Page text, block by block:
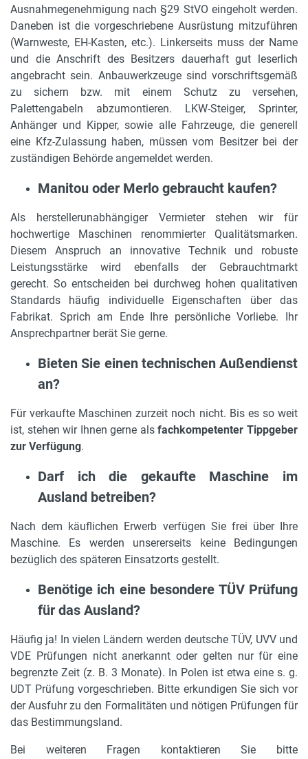
Ausnahmegenehmigung nach §29 StVO eingeholt werden.
Daneben ist die vorgeschriebene Ausrüstung mitzuführen
(Warnweste, EH-Kasten, etc.). Linkerseits muss der Name
und die Anschrift des Besitzers dauerhaft gut leserlich
angebracht sein. Anbauwerkzeuge sind vorschriftsgemäß
zu sichern bzw. mit einem Schutz zu versehen,
Palettengabeln abzumontieren. LKW-Steiger, Sprinter,
Anhänger und Kipper, sowie alle Fahrzeuge, die generell
eine Kfz-Zulassung haben, müssen vom Besitzer bei der
zuständigen Behörde angemeldet werden.
Manitou oder Merlo gebraucht kaufen?
Als herstellerunabhängiger Vermieter stehen wir für
hochwertige Maschinen renommierter Qualitätsmarken.
Diesem Anspruch an innovative Technik und robuste
Leistungsstärke wird ebenfalls der Gebrauchtmarkt
gerecht. So entscheiden bei durchweg hohen qualitativen
Standards häufig individuelle Eigenschaften über das
Fabrikat. Sprich am Ende Ihre persönliche Vorliebe. Ihr
Ansprechpartner berät Sie gerne.
Bieten Sie einen technischen Außendienst
an?
Für verkaufte Maschinen zurzeit noch nicht. Bis es so weit
ist, stehen wir Ihnen gerne alsfachkompetenter Tippgeber
zur Verfügung.
Darf ich die gekaufte Maschine im
Ausland betreiben?
Nach dem käuflichen Erwerb verfügen Sie frei über Ihre
Maschine. Es werden unsererseits keine Bedingungen
bezüglich des späteren Einsatzorts gestellt.
Benötige ich eine besondere TÜV Prüfung
für das Ausland?
Häufig ja! In vielen Ländern werden deutsche TÜV, UVV und
VDE Prüfungen nicht anerkannt oder gelten nur für eine
begrenzte Zeit (z. B. 3 Monate). In Polen ist etwa eine s. g.
UDT Prüfung vorgeschrieben. Bitte erkundigen Sie sich vor
der Ausfuhr zu den Formalitäten und nötigen Prüfungen für
das Bestimmungsland.
Bei weiteren Fragen kontaktieren Sie bitte